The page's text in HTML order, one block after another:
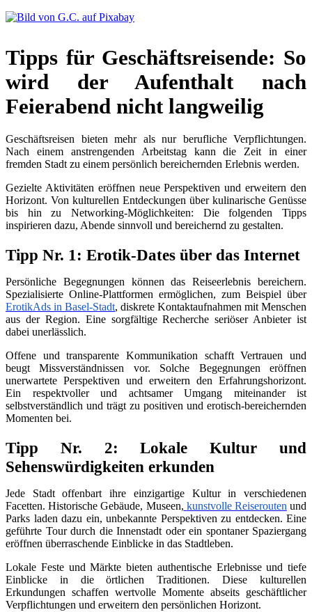
Tipps für Geschäftsreisende: So
wird der Aufenthalt nach
Feierabend nicht langweilig
Geschäftsreisen bieten mehr als nur berufliche Verpflichtungen.
Nach einem anstrengenden Arbeitstag kann die Zeit in einer
fremden Stadt zu einem persönlich bereichernden Erlebnis werden.
Gezielte Aktivitäten eröffnen neue Perspektiven und erweitern den
Horizont. Von kulturellen Entdeckungen über kulinarische Genüsse
bis hin zu Networking-Möglichkeiten: Die folgenden Tipps
inspirieren dazu, Abende sinnvoll und bereichernd zu gestalten.
Tipp Nr. 1: Erotik-Dates über das Internet
Persönliche Begegnungen können das Reiseerlebnis bereichern.
Spezialisierte Online-Plattformen ermöglichen, zum Beispiel über
ErotikAds in Basel-Stadt, diskrete Kontaktaufnahmen mit Menschen
aus der Region. Eine sorgfältige Recherche seriöser Anbieter ist
dabei unerlässlich.
Offene und transparente Kommunikation schafft Vertrauen und
beugt Missverständnissen vor. Solche Begegnungen eröffnen
unerwartete Perspektiven und erweitern den Erfahrungshorizont.
Ein respektvoller und achtsamer Umgang miteinander ist
selbstverständlich und trägt zu positiven und erotisch-bereichernden
Momenten bei.
Tipp Nr. 2: Lokale Kultur und
Sehenswürdigkeiten erkunden
Jede Stadt offenbart ihre einzigartige Kultur in verschiedenen
Facetten. Historische Gebäude, Museen, kunstvolle Reiserouten und
Parks laden dazu ein, unbekannte Perspektiven zu entdecken. Eine
geführte Tour durch die Innenstadt oder ein spontaner Spaziergang
eröffnen überraschende Einblicke in das Stadtleben.
Lokale Feste und Märkte bieten authentische Erlebnisse und tiefe
Einblicke in die örtlichen Traditionen. Diese kulturellen
Erkundungen schaffen wertvolle Momente abseits geschäftlicher
Verpflichtungen und erweitern den persönlichen Horizont.